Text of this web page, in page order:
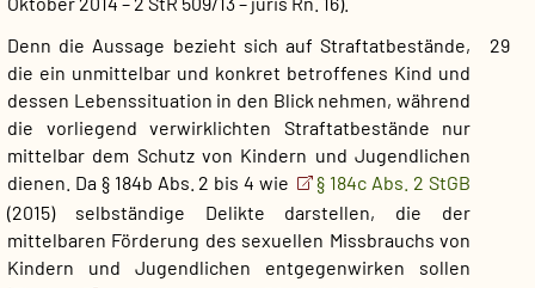
29
Denn die Aussage bezieht sich auf Straftatbestände,
die ein unmittelbar und konkret betroffenes Kind und
dessen Lebenssituation in den Blick nehmen, während
die vorliegend verwirklichten Straftatbestände nur
mittelbar dem Schutz von Kindern und Jugendlichen
dienen. Da § 184b Abs. 2 bis 4 wie
§ 184c Abs. 2 StGB
(2015) selbständige Delikte darstellen, die der
mittelbaren Förderung des sexuellen Missbrauchs von
Kindern und Jugendlichen entgegenwirken sollen